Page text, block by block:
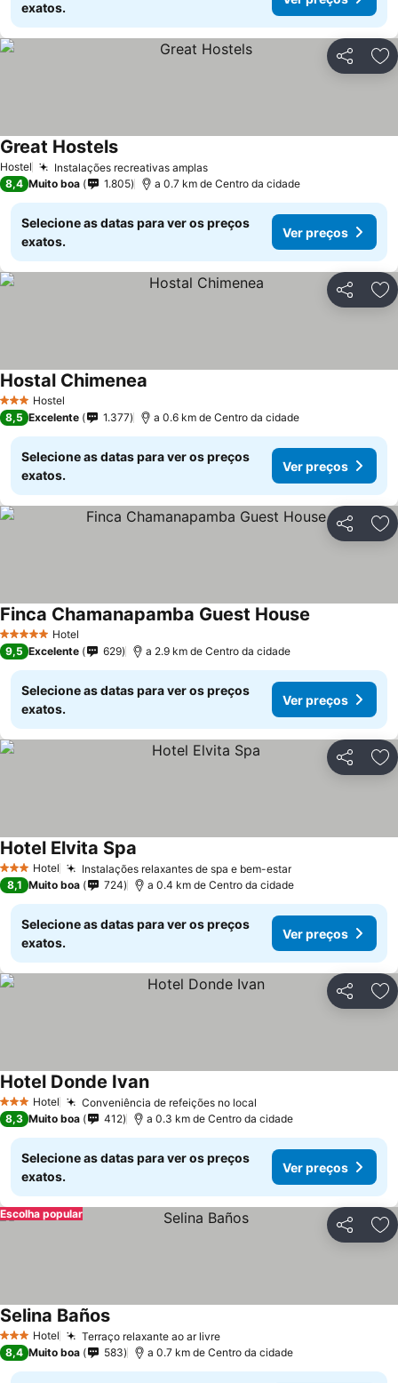
exatos.
Partilhar
Hostel Instalações recreativas amplas
Great Hostels
8,4 Muito boa 1.805 a 0.7 km de Centro da cidade
Selecione as datas para ver os preços
exatos.
Ver preços
Partilhar
3 EstrelasHostel
Hostal Chimenea
8,5 Excelente 1.377 a 0.6 km de Centro da cidade
Selecione as datas para ver os preços
exatos.
Ver preços
Partilhar
5 Estrelas Hotel
Finca Chamanapamba Guest House
9,5 Excelente 629 a 2.9 km de Centro da cidade
Selecione as datas para ver os preços
exatos.
Ver preços
Partilhar
3 EstrelasHotel Instalações relaxantes de spa e bem-estar
Hotel Elvita Spa
8,1 Muito boa 724 a 0.4 km de Centro da cidade
Selecione as datas para ver os preços
exatos.
Ver preços
Partilhar
3 EstrelasHotel Conveniência de refeições no local
Hotel Donde Ivan
8,3 Muito boa 412 a 0.3 km de Centro da cidade
Selecione as datas para ver os preços
exatos.
Ver preços
Partilhar
Escolha popular
3 EstrelasHotel Terraço relaxante ao ar livre
Selina Baños
8,4 Muito boa 583 a 0.7 km de Centro da cidade